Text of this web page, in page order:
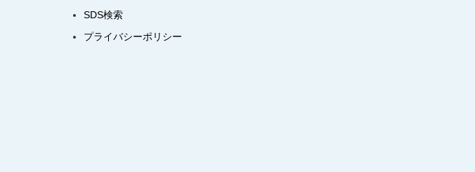
SDS検索
プライバシーポリシー